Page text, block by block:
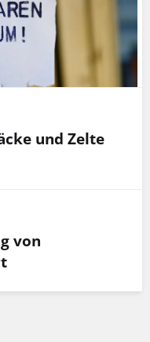
und Zelte
von